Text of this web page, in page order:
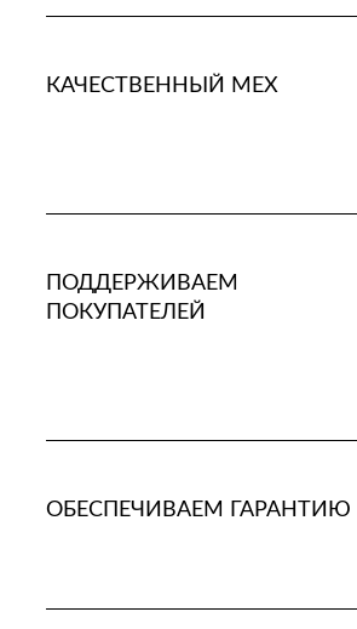
КАЧЕСТВЕННЫЙ МЕХ
ПОДДЕРЖИВАЕМ
ПОКУПАТЕЛЕЙ
ОБЕСПЕЧИВАЕМ ГАРАНТИЮ